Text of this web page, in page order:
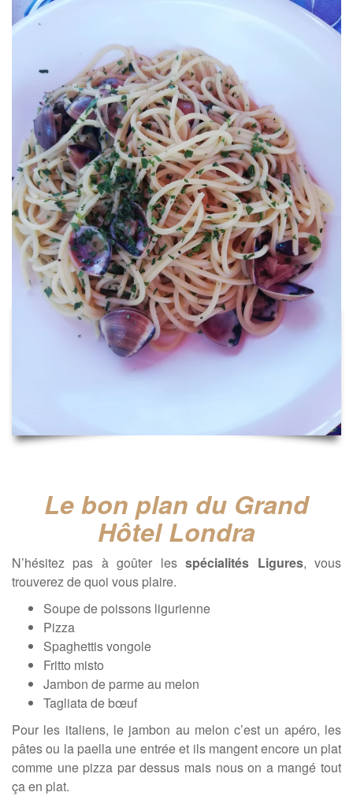
Le bon plan du Grand
Hôtel Londra
N’hésitez pas à goûter lesspécialités Ligures, vous
trouverez de quoi vous plaire.
Soupe de poissons ligurienne
Pizza
Spaghettis vongole
Fritto misto
Jambon de parme au melon
Tagliata de bœuf
Pour les italiens, le jambon au melon c’est un apéro, les
pâtes ou la paella une entrée et ils mangent encore un plat
comme une pizza par dessus mais nous on a mangé tout
ça en plat.